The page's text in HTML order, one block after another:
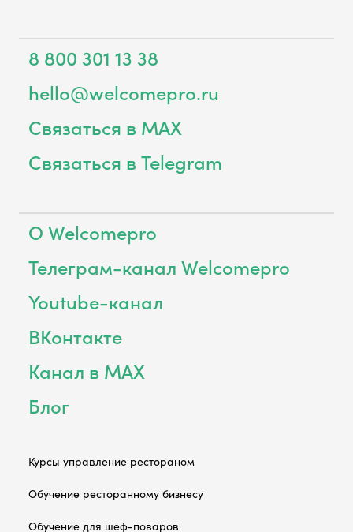
8 800 301 13 38
hello@welcomepro.ru
Связаться в MAX
Связаться в Telegram
О Welcomepro
Телеграм-канал Welcomepro
Youtube-канал
ВКонтакте
Канал в MAX
Блог
Курсы управление рестораном
Обучение ресторанному бизнесу
Обучение для шеф-поваров